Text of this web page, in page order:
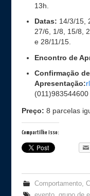
13h.
Datas: 14/3/15,
27/6, 1/8, 15/8,
e 28/11/15.
Encontro de
Confirmação
Apresentação:
Preço:8 parcelas
Compartilhe isso:
Comportamento,